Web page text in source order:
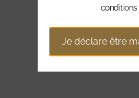
Je déclare être